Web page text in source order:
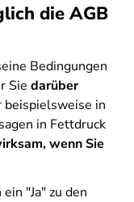
die AGB
Bedingungen
Sie darüber
beispielsweise in
in Fettdruck
wenn Sie
"Ja" zu den